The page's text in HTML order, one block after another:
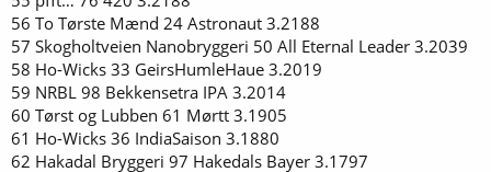
56 To Tørste Mænd 24 Astronaut 3.2188
57 Skogholtveien Nanobryggeri 50 All Eternal Leader 3.2039
58 Ho-Wicks 33 GeirsHumleHaue 3.2019
59 NRBL 98 Bekkensetra IPA 3.2014
60 Tørst og Lubben 61 Mørtt 3.1905
61 Ho-Wicks 36 IndiaSaison 3.1880
62 Hakadal Bryggeri 97 Hakedals Bayer 3.1797